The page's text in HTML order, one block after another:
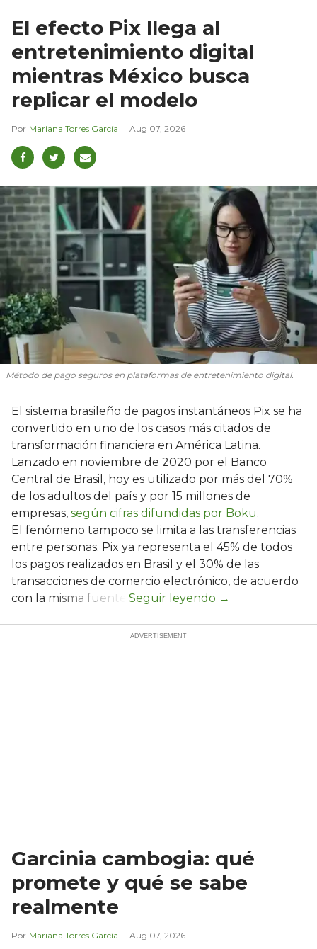
El efecto Pix llega al
entretenimiento digital
mientras México busca
replicar el modelo
Mariana Torres García Aug 07, 2026
Método de pago seguros en plataformas de entretenimiento digital.
El sistema brasileño de pagos instantáneos Pix se ha
convertido en uno de los casos más citados de
transformación financiera en América Latina.
Lanzado en noviembre de 2020 por el Banco
Central de Brasil, hoy es utilizado por más del 70%
de los adultos del país y por 15 millones de
empresas, según cifras difundidas por Boku.
El fenómeno tampoco se limita a las transferencias
entre personas. Pix ya representa el 45% de todos
los pagos realizados en Brasil y el 30% de las
transacciones de comercio electrónico, de acuerdo
con la misma fuente.
Garcinia cambogia: qué
promete y qué se sabe
realmente
Mariana Torres García Aug 07, 2026